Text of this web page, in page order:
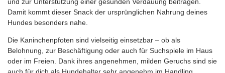
Damit kommt dieser Snack der ursprünglichen Nahrung deines
Hundes besonders nahe.
Die Kaninchenpfoten sind vielseitig einsetzbar – ob als
Belohnung, zur Beschäftigung oder auch für Suchspiele im Haus
oder im Freien. Dank ihres angenehmen, milden Geruchs sind sie
auch für dich als Hundehalter sehr angenehm im Handling.